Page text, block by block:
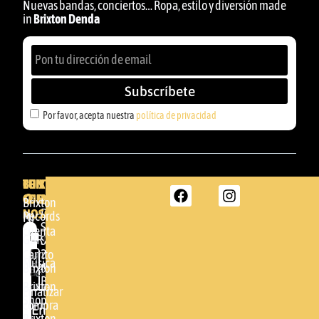
Nuevas bandas, conciertos… Ropa, estilo y diversión made
in Brixton Denda
Por favor, acepta nuestra política de privacidad
Subscríbete
BRIXTON
DENDA -
SHOP
Somera
24
48005 -
BILBAO
(+34)
BRIXTON
Brixton
Records
GBR
Música
Brixton
Shop
TU
CUENTA
Mi
cuenta
Carrito
Brixton
Finalizar
compra
CONTACTA
CON
NOSOTROS
Por
favor,
acepta
nuestra
política de
Enviar